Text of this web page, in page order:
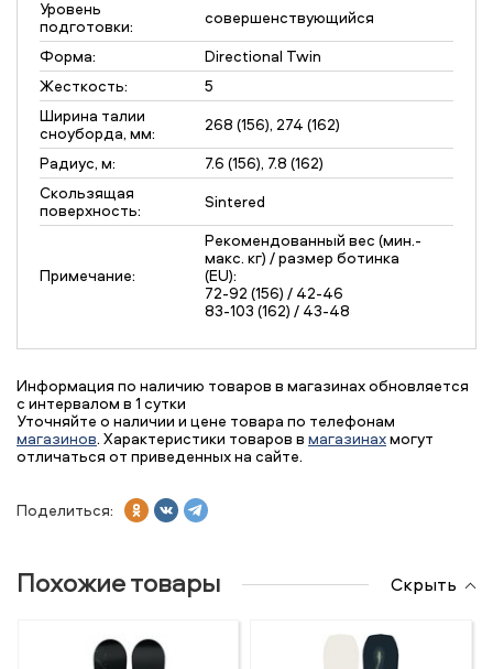
Уровень
подготовки:
совершенствующийся
Форма:
Directional Twin
Жесткость:
5
Ширина талии
сноуборда, мм:
268 (156), 274 (162)
Радиус, м:
7.6 (156), 7.8 (162)
Скользящая
поверхность:
Sintered
Примечание:
Рекомендованный вес (мин.-
макс. кг) / размер ботинка
(EU):
72-92 (156) / 42-46
83-103 (162) / 43-48
Информация по наличию товаров в магазинах обновляется
с интервалом в 1 сутки
Уточняйте о наличии и цене товара по телефонам
магазинов. Характеристики товаров в магазинахмогут
отличаться от приведенных на сайте.
Поделиться:
Похожие товары Скрыть